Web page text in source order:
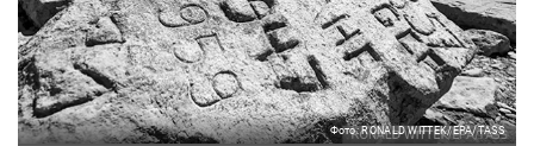
Фото: RONALD WITTEK/EPA/TASS